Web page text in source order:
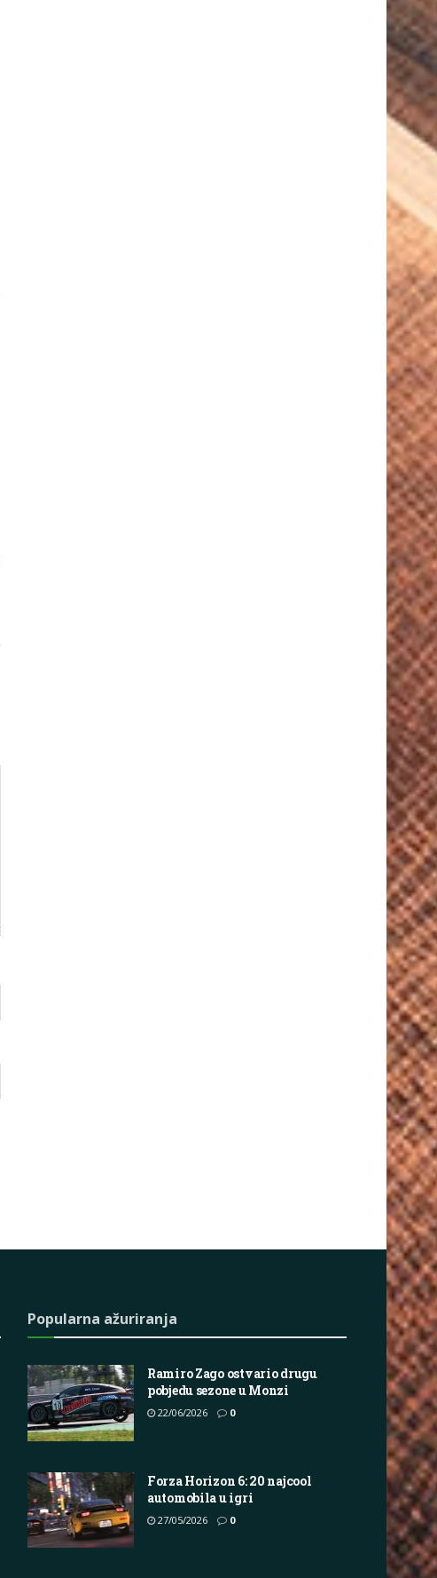
Popularna ažuriranja
Ramiro Zago ostvario drugu
pobjedu sezone u Monzi
22/06/2026 0
Forza Horizon 6: 20 najcool
automobila u igri
27/05/2026 0